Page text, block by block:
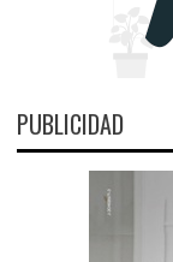
PUBLICIDAD